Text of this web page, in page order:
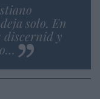
solo. En
discernid y